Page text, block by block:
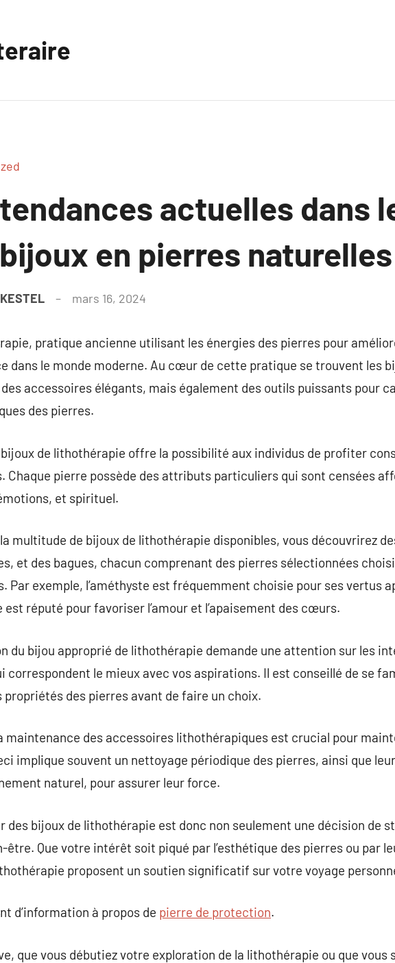
actuelles dans
en pierres naturelles
mars 16, 2024
pratique ancienne utilisant les énergies des pierres pour
dans le monde moderne. Au cœur de cette pratique se trouvent les
accessoires élégants, mais également des outils puissants pour
des pierres.
de lithothérapie offre la possibilité aux individus de profiter
Chaque pierre possède des attributs particuliers qui sont censées
et spirituel.
multitude de bijoux de lithothérapie disponibles, vous découvrirez
et des bagues, chacun comprenant des pierres sélectionnées
Par exemple, l’améthyste est fréquemment choisie pour ses vertus
est réputé pour favoriser l’amour et l’apaisement des cœurs.
du bijou approprié de lithothérapie demande une attention sur les
correspondent le mieux avec vos aspirations. Il est conseillé de se
des pierres avant de faire un choix.
maintenance des accessoires lithothérapiques est crucial pour
implique souvent un nettoyage périodique des pierres, ainsi que
naturel, pour assurer leur force.
des bijoux de lithothérapie est donc non seulement une décision de
être. Que votre intérêt soit piqué par l’esthétique des pierres ou par
proposent un soutien significatif sur votre voyage
d’information à propos de pierre de protection.
que vous débutiez votre exploration de la lithothérapie ou que vous